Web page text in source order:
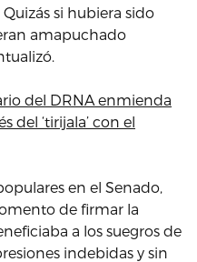
si hubiera sido
amapuchado
del DRNA enmienda
del ‘tirijala’ con el
en el Senado,
de firmar la
a los suegros de
indebidas y sin